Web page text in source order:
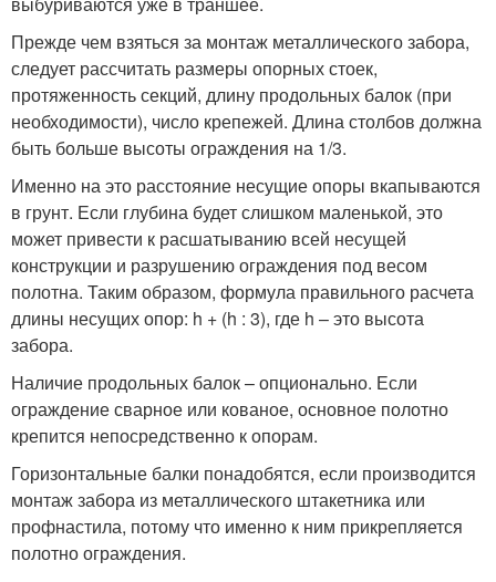
Прежде чем взяться за монтаж металлического забора,
следует рассчитать размеры опорных стоек,
протяженность секций, длину продольных балок (при
необходимости), число крепежей. Длина столбов должна
быть больше высоты ограждения на 1/3.
Именно на это расстояние несущие опоры вкапываются
в грунт. Если глубина будет слишком маленькой, это
может привести к расшатыванию всей несущей
конструкции и разрушению ограждения под весом
полотна. Таким образом, формула правильного расчета
длины несущих опор: h + (h : 3), где h – это высота
забора.
Наличие продольных балок – опционально. Если
ограждение сварное или кованое, основное полотно
крепится непосредственно к опорам.
Горизонтальные балки понадобятся, если производится
монтаж забора из металлического штакетника или
профнастила, потому что именно к ним прикрепляется
полотно ограждения.